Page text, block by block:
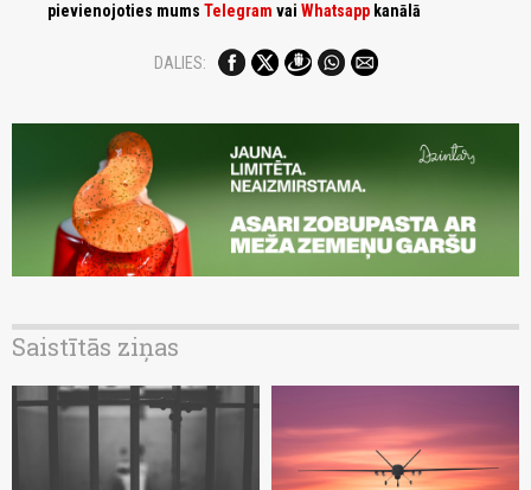
pievienojoties mums Telegram vai Whatsapp kanālā
DALIES:
Saistītās ziņas